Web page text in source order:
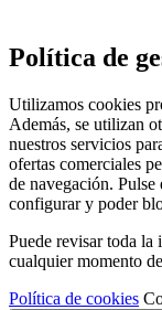
Política de
Utilizamos cookies
Además, se utilizan
nuestros servicios
ofertas comerciales
de navegación. Pulse
configurar y poder
Puede revisar toda
cualquier momento
Política de cookies